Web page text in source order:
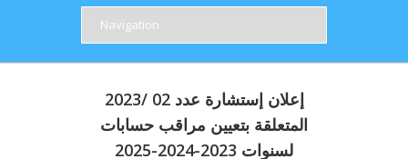
إعلان إستشارة عدد 02 /2023
المتعلقة بتعيين مراقب حسابات
لسنوات 2023-2024-2025